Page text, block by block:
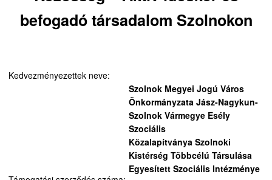
befogadó társadalom Szolnokon
Kedvezményezettek neve:
Szolnok Megyei Jogú Város
Önkormányzata Jász-Nagykun-
Szolnok Vármegye Esély
Szociális
Közalapítványa Szolnoki
Kistérség Többcélú Társulása
Egyesített Szociális Intézménye